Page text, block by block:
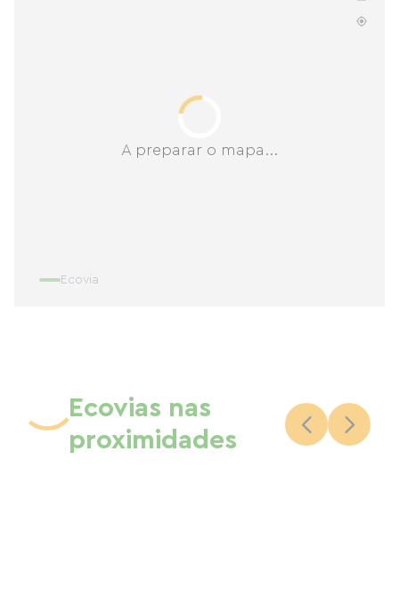
A preparar o mapa...
Ecovia
Ecovias nas
proximidades